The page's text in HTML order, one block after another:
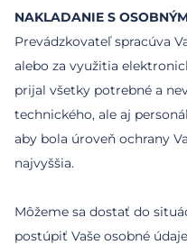
NAKLADANIE S
Prevádzkovateľ spracúva
alebo za využitia
prijal všetky potrebné a
technického, ale aj
aby bola úroveň ochrany
najvyššia.
Môžeme sa dostať do
postúpiť Vaše osobné